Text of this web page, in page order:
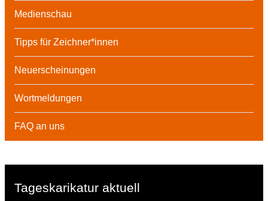
Medienschau
Tipps für Zeichner*innen
Neuerscheinungen
Wortmeldungen
FAQ an uns
Tageskarikatur aktuell